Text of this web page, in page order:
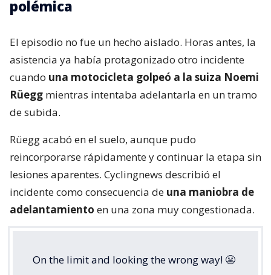
polémica
El episodio no fue un hecho aislado. Horas antes, la
asistencia ya había protagonizado otro incidente
cuando una motocicleta golpeó a la suiza Noemi
Rüegg mientras intentaba adelantarla en un tramo
de subida.
Rüegg acabó en el suelo, aunque pudo
reincorporarse rápidamente y continuar la etapa sin
lesiones aparentes. Cyclingnews describió el
incidente como consecuencia de una maniobra de
adelantamiento en una zona muy congestionada.
On the limit and looking the wrong way! 😬